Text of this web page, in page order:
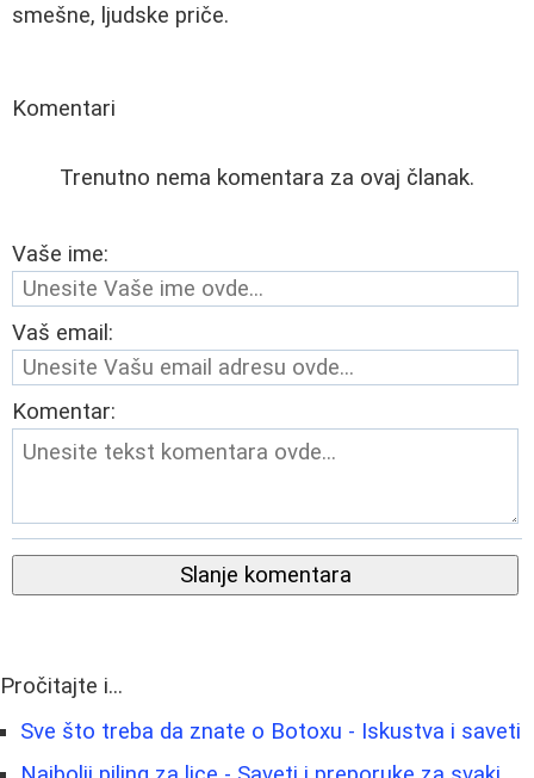
smešne, ljudske priče.
Komentari
Trenutno nema komentara za ovaj članak.
Vaše ime:
Vaš email:
Komentar:
Slanje komentara
Pročitajte i...
Sve što treba da znate o Botoxu - Iskustva i saveti